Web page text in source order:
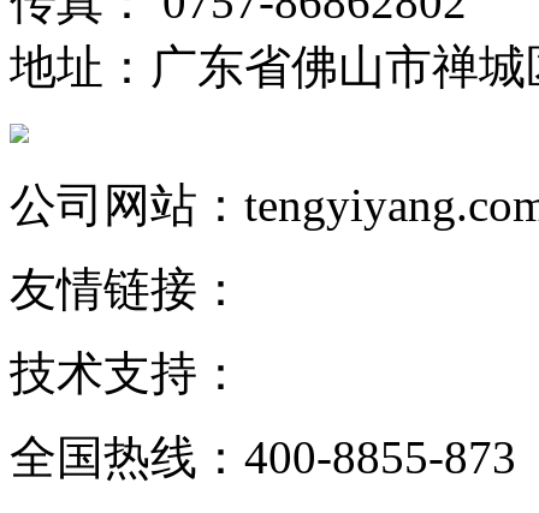
地址：广东省佛山市禅
公司网站：
友情链接：
技术支持：
全国热线： 400-8855-873